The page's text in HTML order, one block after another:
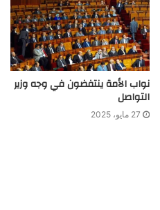
نواب الأمة ينتفضون في وجه وزير
التواصل
27 مايو، 2025